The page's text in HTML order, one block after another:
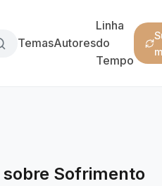
TemasAutores
Linha
do
Tempo
sobre Sofrimento